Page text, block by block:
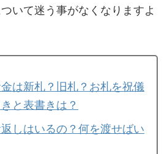
いて迷う事がなくなりますよ
は新札？旧札？お札を祝儀
と表書きは？
しはいるの？何を渡せばい